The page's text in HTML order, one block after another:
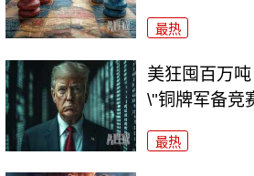
最热
美狂囤百万
\"铜牌军备竞
最热